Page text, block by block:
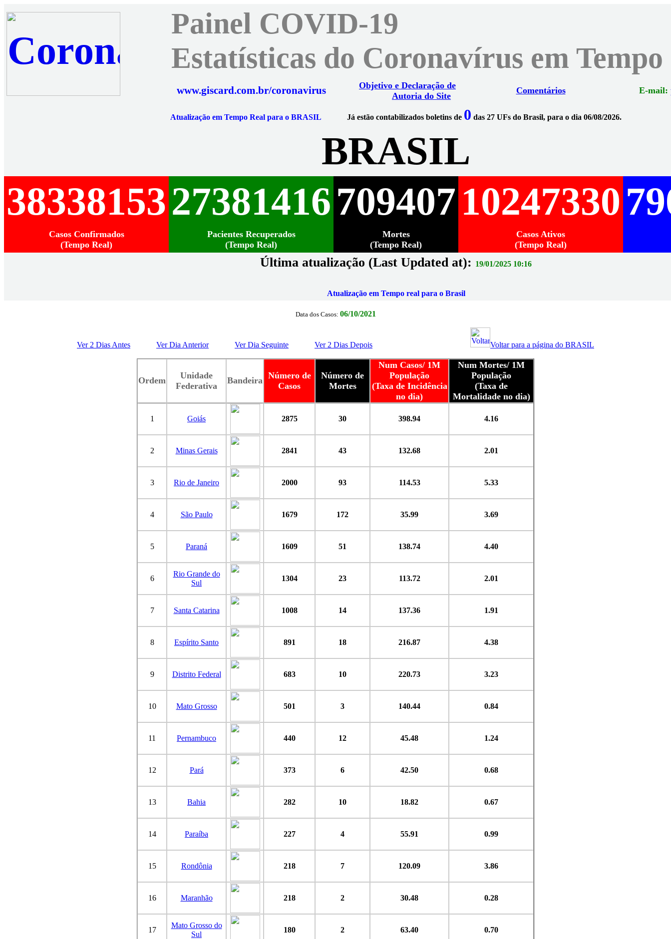
Painel COVID-19
Estatísticas do Coronavírus em Tempo
www.giscard.com.br/coronavirus
Objetivo e Declaração de
Autoria do Site
Comentários E-mail:
Atualização em Tempo Real para o BRASIL Já estão contabilizados boletins de 0 das 27 UFs do Brasil, para o dia 06/08/2026.
BRASIL
3833815327381416709407 10247330
Casos Confirmados
(Tempo Real)
Pacientes Recuperados
(Tempo Real)
Mortes
(Tempo Real)
Casos Ativos
(Tempo Real)
Última atualização (Last Updated at): 19/01/2025 10:16
Atualização em Tempo real para o Brasil
Data dos Casos: 06/10/2021
Ver 2 Dias Antes Ver Dia Anterior Ver Dia Seguinte Ver 2 Dias Depois Voltar para a página do BRASIL
Ordem
Unidade
Federativa
Bandeira Número de
Casos
Número de
Mortes
Num Casos/ 1M
População
(Taxa de Incidência
no dia)
Num Mortes/ 1M
População
(Taxa de
Mortalidade no dia)
1 Goiás 2875 30 398.94 4.16
2 Minas Gerais 2841 43 132.68 2.01
3 Rio de Janeiro 2000 93 114.53 5.33
4 São Paulo 1679 172 35.99 3.69
5 Paraná 1609 51 138.74 4.40
6
Rio Grande do
Sul
1304 23 113.72 2.01
7 Santa Catarina 1008 14 137.36 1.91
8 Espírito Santo 891 18 216.87 4.38
9 Distrito Federal 683 10 220.73 3.23
10 Mato Grosso 501 3 140.44 0.84
11 Pernambuco 440 12 45.48 1.24
12 Pará 373 6 42.50 0.68
13 Bahia 282 10 18.82 0.67
14 Paraíba 227 4 55.91 0.99
15 Rondônia 218 7 120.09 3.86
16 Maranhão 218 2 30.48 0.28
17
Mato Grosso do
Sul
180 2 63.40 0.70